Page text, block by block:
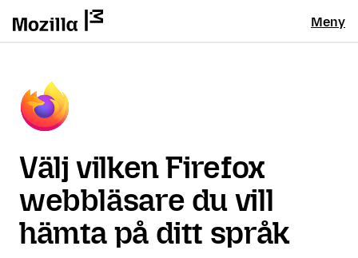
Meny
Välj vilken Firefox
webbläsare du vill
hämta på ditt språk